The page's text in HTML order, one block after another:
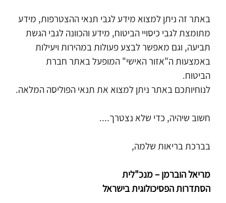
באתר זה ניתן למצוא מידע לגבי תנאי ההצטרפות, מידע
מתומצת לגבי כיסויי הביטוח, מידע והכוונה לגבי הגשת
תביעה, וגם מאפשר לבצע פעולות במהירות ויעילות
באמצעות ה"אזור האישי" המופעל באתר חברת
הביטוח.
לנוחיותכם באתר ניתן למצוא את תנאי הפוליסה המלאה.
חשוב שיהיה, כדי שלא נצטרך....
בברכת בריאות שלמה,
מריאל הוברמן – מנכ"לית
הסתדרות הפסיכולוגית בישראל